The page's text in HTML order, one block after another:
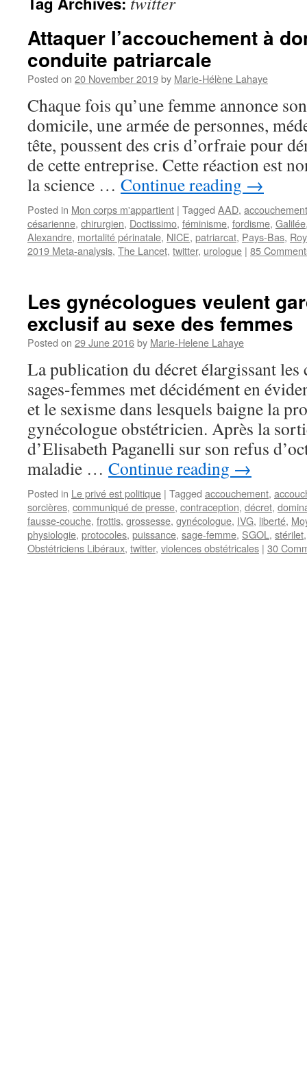
Attaquer l’accouchement à
conduite patriarcale
Posted on 20 November 2019by Marie-Hélène Lahaye
Chaque fois qu’une femme annonce
domicile, une armée de personnes,
tête, poussent des cris d’orfraie pour
de cette entreprise. Cette réaction est
la science … Continue reading →
Posted in Mon corps m'appartient | Tagged AAD,
césarienne, chirurgien, Doctissimo, féminisme, fordisme, Galilée
Alexandre, mortalité périnatale, NICE, patriarcat, Pays-Bas,
2019 Meta-analysis, The Lancet, twitter, urologue | 85
Les gynécologues veulent
exclusif au sexe des femmes
Posted on 29 June 2016by Marie-Helene Lahaye
La publication du décret élargissant les
sages-femmes met décidément en
et le sexisme dans lesquels baigne la
gynécologue obstétricien. Après la
d’Elisabeth Paganelli sur son refus
maladie … Continue reading →
Posted in Le privé est politique | Tagged accouchement,
sorcières, communiqué de presse, contraception, décret,
fausse-couche, frottis, grossesse, gynécologue, IVG, liberté,
physiologie, protocoles, puissance, sage-femme, SGOL , stérilet
Obstétriciens Libéraux, twitter, violences obstétricales | 30